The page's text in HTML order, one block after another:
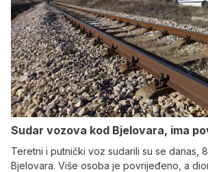
Sudar vozova kod Bjelovara, ima
Teretni i putnički voz sudarili su se danas,
Bjelovara. Više osoba je povrijeđeno, a